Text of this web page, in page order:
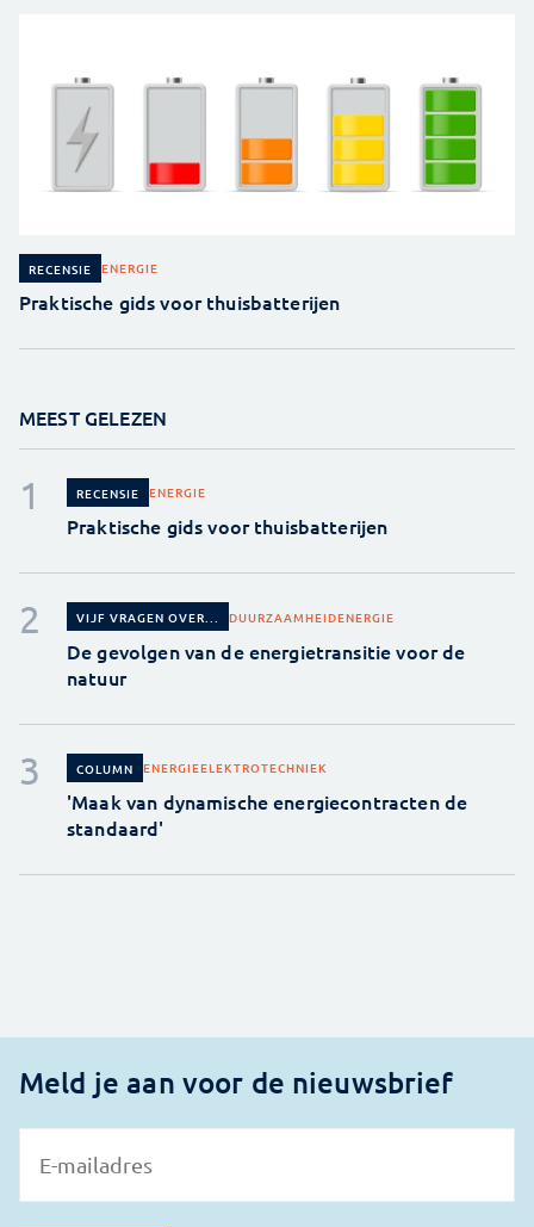
RECENSIE ENERGIE
Praktische gids voor thuisbatterijen
MEEST GELEZEN
RECENSIE ENERGIE
Praktische gids voor thuisbatterijen
VIJF VRAGEN OVER... DUURZAAMHEIDENERGIE
De gevolgen van de energietransitie voor de
natuur
COLUMN ENERGIEELEKTROTECHNIEK
'Maak van dynamische energiecontracten de
standaard'
Meld je aan voor de nieuwsbrief